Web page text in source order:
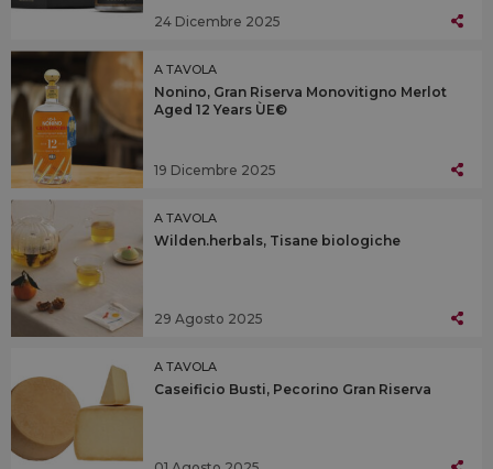
24 Dicembre 2025
A TAVOLA
Nonino, Gran Riserva Monovitigno Merlot
Aged 12 Years ÙE©
19 Dicembre 2025
A TAVOLA
Wilden.herbals, Tisane biologiche
29 Agosto 2025
A TAVOLA
Caseificio Busti, Pecorino Gran Riserva